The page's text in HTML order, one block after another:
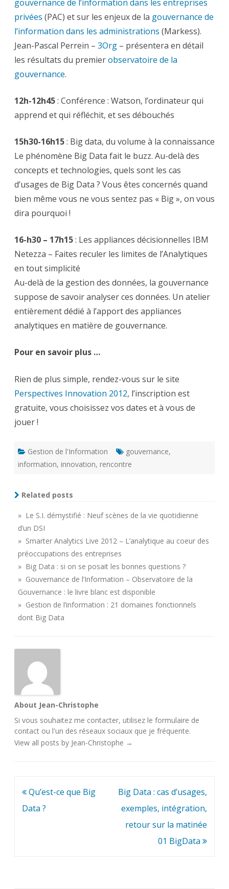
gouvernance de l’information dans les entreprises
privées (PAC) et sur les enjeux de la gouvernance de
l’information dans les administrations (Markess).
Jean-Pascal Perrein – 3Org – présentera en détail
les résultats du premierobservatoire de la
gouvernance.
12h-12h45: Conférence : Watson, l’ordinateur qui
apprend et qui réfléchit, et ses débouchés
15h30-16h15: Big data, du volume à la connaissance
Le phénomène Big Data fait le buzz. Au-delà des
concepts et technologies, quels sont les cas
d’usages de Big Data ? Vous êtes concernés quand
bien même vous ne vous sentez pas « Big », on vous
dira pourquoi !
16-h30 – 17h15: Les appliances décisionnelles IBM
Netezza – Faites reculer les limites de l’Analytiques
en tout simplicité
Au-delà de la gestion des données, la gouvernance
suppose de savoir analyser ces données. Un atelier
entièrement dédié à l’apport des appliances
analytiques en matière de gouvernance.
Pour en savoir plus …
Rien de plus simple, rendez-vous sur le site
Perspectives Innovation 2012, l’inscription est
gratuite, vous choisissez vos dates et à vous de
jouer !
Gestion de l'Information gouvernance,
information, innovation, rencontre
Related posts
» Le S.I. démystifié : Neuf scènes de la vie quotidienne
d’un DSI
» Smarter Analytics Live 2012 – L’analytique au coeur des
préoccupations des entreprises
» Big Data : si on se posait les bonnes questions ?
» Gouvernance de l’Information – Observatoire de la
Gouvernance : le livre blanc est disponible
» Gestion de l’information : 21 domaines fonctionnels
dont Big Data
About Jean-Christophe
Si vous souhaitez me contacter, utilisez le formulaire de
contact ou l'un des réseaux sociaux que je fréquente.
View all posts by Jean-Christophe →
Navigation
de
Qu’est-ce que Big
Data ?
Big Data : cas d’usages,
exemples, intégration,
retour sur la matinée
01 BigData